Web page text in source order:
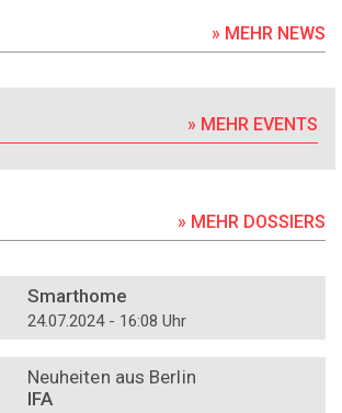
» MEHR NEWS
» MEHR EVENTS
» MEHR DOSSIERS
Smarthome
24.07.2024 - 16:08 Uhr
Neuheiten aus Berlin
IFA